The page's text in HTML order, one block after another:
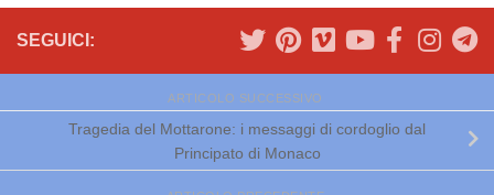
SEGUICI:
ARTICOLO SUCCESSIVO
Tragedia del Mottarone: i messaggi di cordoglio dal
Principato di Monaco